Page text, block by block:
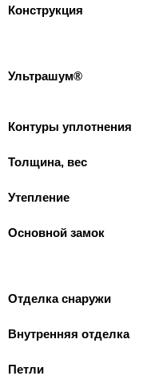
Конструкция
Ультрашум®
Контуры уплотнения
Толщина, вес
Утепление
Основной замок
Отделка снаружи
Внутренняя отделка
Петли